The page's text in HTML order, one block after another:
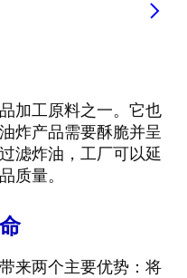
加工原料之一。它也
炸产品需要酥脆并呈
滤炸油，工厂可以延
质量。
来两个主要优势：将